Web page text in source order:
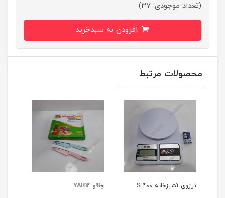
(تعداد موجودی: 37)
محصولات مرتبط
چاقو YAR14 گریل رمانتیک هوم GK100